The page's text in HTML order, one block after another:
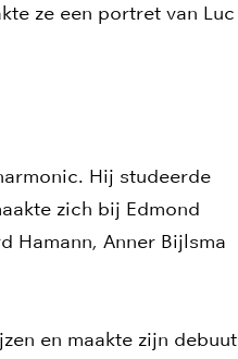
ze een portret van Luc
Hij studeerde
zich bij Edmond
Hamann, Anner Bijlsma
en maakte zijn debuut